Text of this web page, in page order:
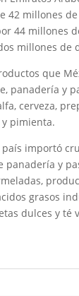
42 millones de
44 millones
millones de
que
panadería y
cerveza,
pimienta.
importó
panadería y
grasos
dulces y té